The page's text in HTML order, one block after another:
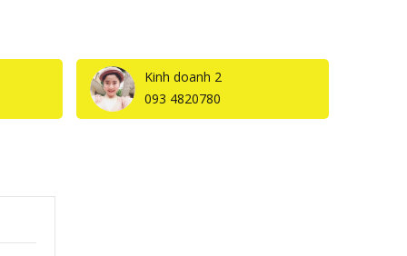
Kinh doanh 2
093 4820780